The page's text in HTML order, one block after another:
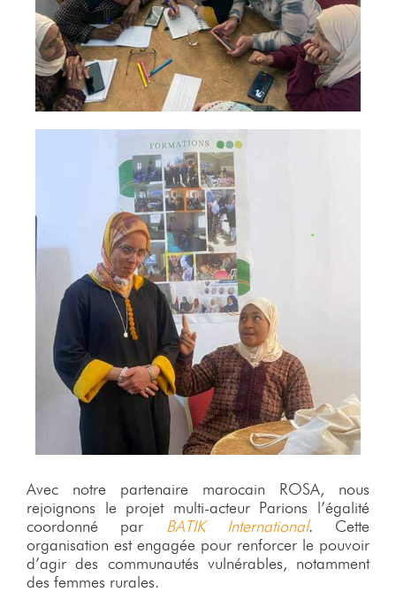
Avec notre partenaire marocain ROSA, nous
rejoignons le projet multi-acteur Parions l’égalité
coordonné par
BATIK International. Cette
organisation est engagée pour renforcer le pouvoir
d’agir des communautés vulnérables, notamment
des femmes rurales.